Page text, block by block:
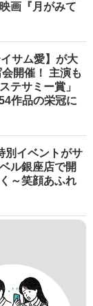
画『月がみて
サム愛】が大
開催！ 主演も
テサミー賞」
作品の栄冠に
別イベントがサ
ル銀座店で開
～笑顔あふれ